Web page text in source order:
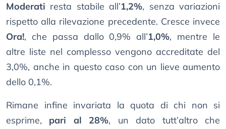
Moderati resta stabile all’1,2%, senza variazioni
rispetto alla rilevazione precedente. Cresce invece
Ora!, che passa dallo 0,9% all’1,0%, mentre le
altre liste nel complesso vengono accreditate del
3,0%, anche in questo caso con un lieve aumento
dello 0,1%.
Rimane infine invariata la quota di chi non si
esprime, pari al 28%, un dato tutt’altro che